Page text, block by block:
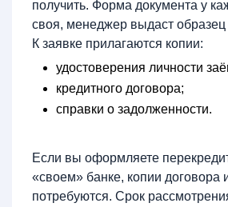
получить. Форма документа у
своя, менеджер выдаст
К заявке прилагаются копии:
удостоверения личности
кредитного договора;
справки о задолженности.
Если вы оформляете
«своем» банке, копии договора
потребуются. Срок